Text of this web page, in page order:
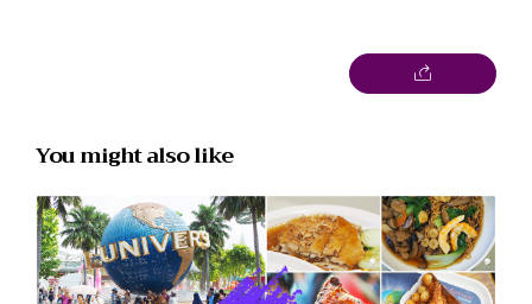
You might also like